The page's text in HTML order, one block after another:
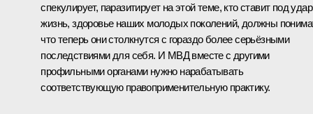
спекулирует, паразитирует на этой теме, кто ставит под удар
жизнь, здоровье наших молодых поколений, должны
что теперь они столкнутся с гораздо более серьёзными
последствиями для себя. И МВД вместе с другими
профильными органами нужно нарабатывать
соответствующую правоприменительную практику.